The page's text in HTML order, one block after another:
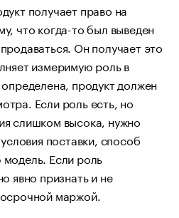
получает право на
что когда-то был выведен
Он получает это
измеримую роль в
продукт должен
Если роль есть, но
слишком высока, нужно
поставки, способ
Если роль
явно признать и не
маржой.